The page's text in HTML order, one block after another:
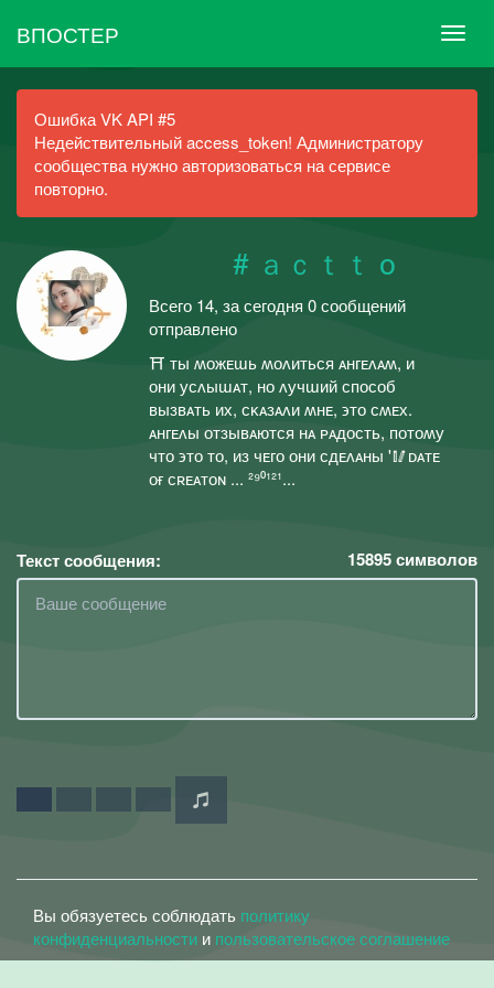
ВПОСТЕР
Ошибка VK API #5
Недействительный access_token! Администратору
сообщества нужно авторизоваться на сервисе
повторно.
⠀⠀⠀⠀# ａｃｔｔ o
Всего 14, за сегодня 0 сообщений
отправлено
⛩ ᴛы ʍᴏжᴇɯь ʍᴏᴧиᴛьᴄя ᴀнᴦᴇᴧᴀʍ, и
ᴏни уᴄᴧыɯᴀᴛ, нᴏ ᴧучɯий ᴄᴨᴏᴄᴏб
ʙыɜʙᴀᴛь их, ᴄᴋᴀɜᴀᴧи ʍнᴇ, ϶ᴛᴏ ᴄʍᴇх.
ᴀнᴦᴇᴧы ᴏᴛɜыʙᴀюᴛᴄя нᴀ ᴩᴀдᴏᴄᴛь, ᴨᴏᴛᴏʍу
чᴛᴏ ϶ᴛᴏ ᴛᴏ, иɜ чᴇᴦᴏ ᴏни ᴄдᴇᴧᴀны '🥢ᴅᴀᴛᴇ
ᴏғ ᴄʀᴇᴀᴛᴏɴ ... ²⁹⁰¹²¹...
Текст сообщения: 15895символов
Вы обязуетесь соблюдать политику
конфиденциальности и пользовательское соглашение